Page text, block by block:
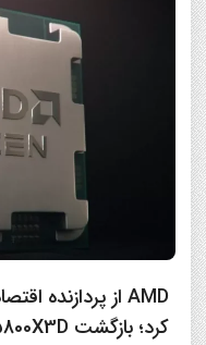
کرد؛ بازگشت 5800X3D پس از سال‌ها